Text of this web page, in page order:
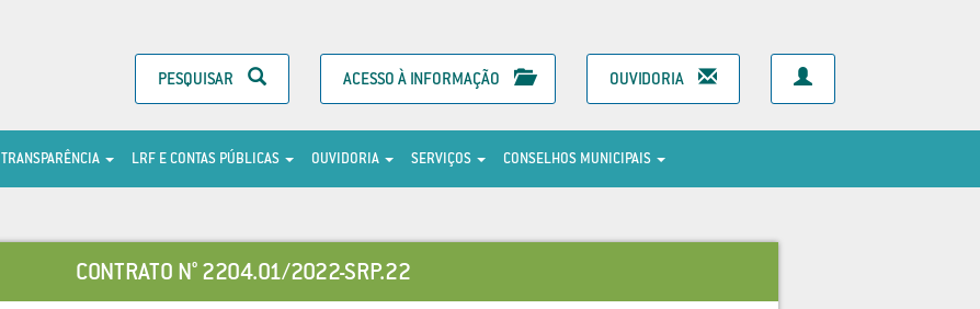
PESQUISAR ACESSO À INFORMAÇÃO OUVIDORIA
TRANSPARÊNCIA LRF E CONTAS PÚBLICAS OUVIDORIA SERVIÇOS CONSELHOS MUNICIPAIS
CONTRATO N° 2204.01/2022-SRP.22